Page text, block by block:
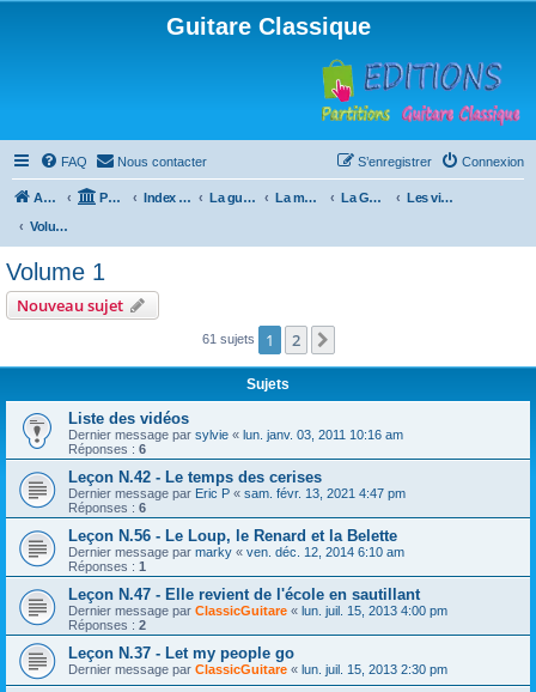
Guitare Classique
FAQ Nous contacter Connexion
S’enregistrer
Accueil Portail Index du forum La guitare : instrument, cours et théorie La méthode à Paulo La Guitare, Paulo da Fontoura
Les vidéos de la méthode
Volume 1
Volume 1
Nouveau sujet
61 sujets 1 2
Sujets
Liste des vidéos
Dernier message par sylvie « lun. janv. 03, 2011 10:16 am
Réponses : 6
Leçon N.42 - Le temps des cerises
Dernier message par Eric P « sam. févr. 13, 2021 4:47 pm
Réponses : 6
Leçon N.56 - Le Loup, le Renard et la Belette
Dernier message par marky « ven. déc. 12, 2014 6:10 am
Réponses : 1
Leçon N.47 - Elle revient de l'école en sautillant
Dernier message par ClassicGuitare « lun. juil. 15, 2013 4:00 pm
Réponses : 2
Leçon N.37 - Let my people go
Dernier message par ClassicGuitare « lun. juil. 15, 2013 2:30 pm